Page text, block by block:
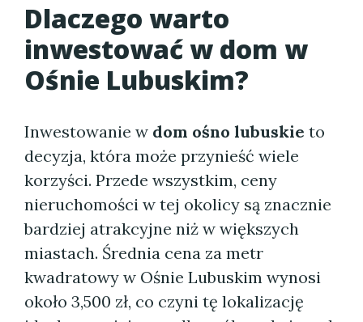
Dlaczego warto
inwestować w dom w
Ośnie Lubuskim?
Inwestowanie w dom ośno lubuskie to
decyzja, która może przynieść wiele
korzyści. Przede wszystkim, ceny
nieruchomości w tej okolicy są znacznie
bardziej atrakcyjne niż w większych
miastach. Średnia cena za metr
kwadratowy w Ośnie Lubuskim wynosi
około 3,500 zł, co czyni tę lokalizację